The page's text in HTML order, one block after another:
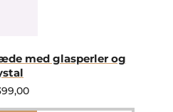
med glasperler og